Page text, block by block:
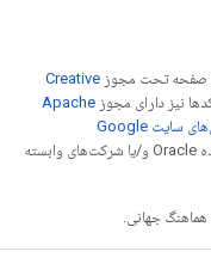
صفحه تحت مجوز Creative
نیز دارای مجوز Apache
خطمشی‌های سایت Google
مراجعه کنید. جاوا علامت تجاری ثبت‌شده Oracle و/یا شرکت‌های وابسته